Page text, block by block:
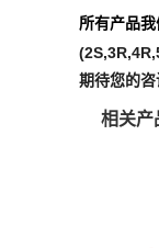
所有产品
期待您的咨
相关产